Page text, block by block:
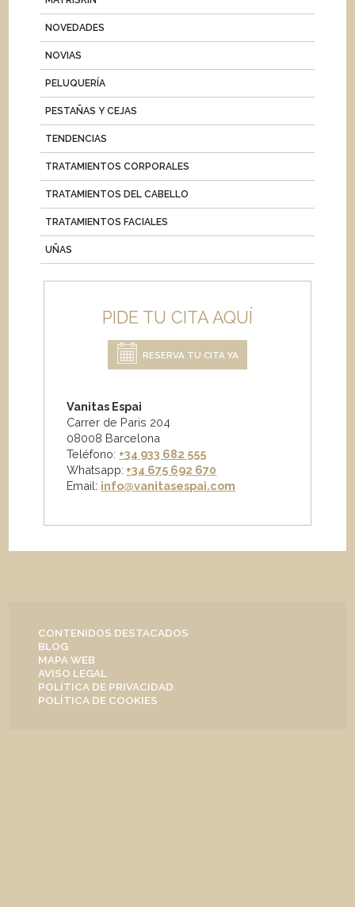
NOVEDADES
NOVIAS
PELUQUERÍA
PESTAÑAS Y CEJAS
TENDENCIAS
TRATAMIENTOS CORPORALES
TRATAMIENTOS DEL CABELLO
TRATAMIENTOS FACIALES
UÑAS
PIDE TU CITA AQUÍ
RESERVA TU CITA YA
Vanitas Espai
Carrer de Paris 204
08008 Barcelona
Teléfono: +34 933 682 555
Whatsapp: +34 675 692 670
Email: info@vanitasespai.com
CONTENIDOS DESTACADOS
BLOG
MAPA WEB
AVISO LEGAL
POLÍTICA DE PRIVACIDAD
POLÍTICA DE COOKIES